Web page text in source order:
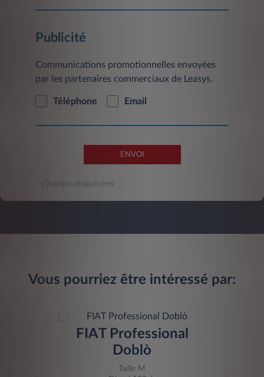
Publicité
Communications promotionnelles envoyées
par les partenaires commerciaux de Leasys.
Téléphone Email
ENVOI
* Champs obligatoires
Vous pourriez être intéressé par:
FIAT Professional
Doblò
Taille M